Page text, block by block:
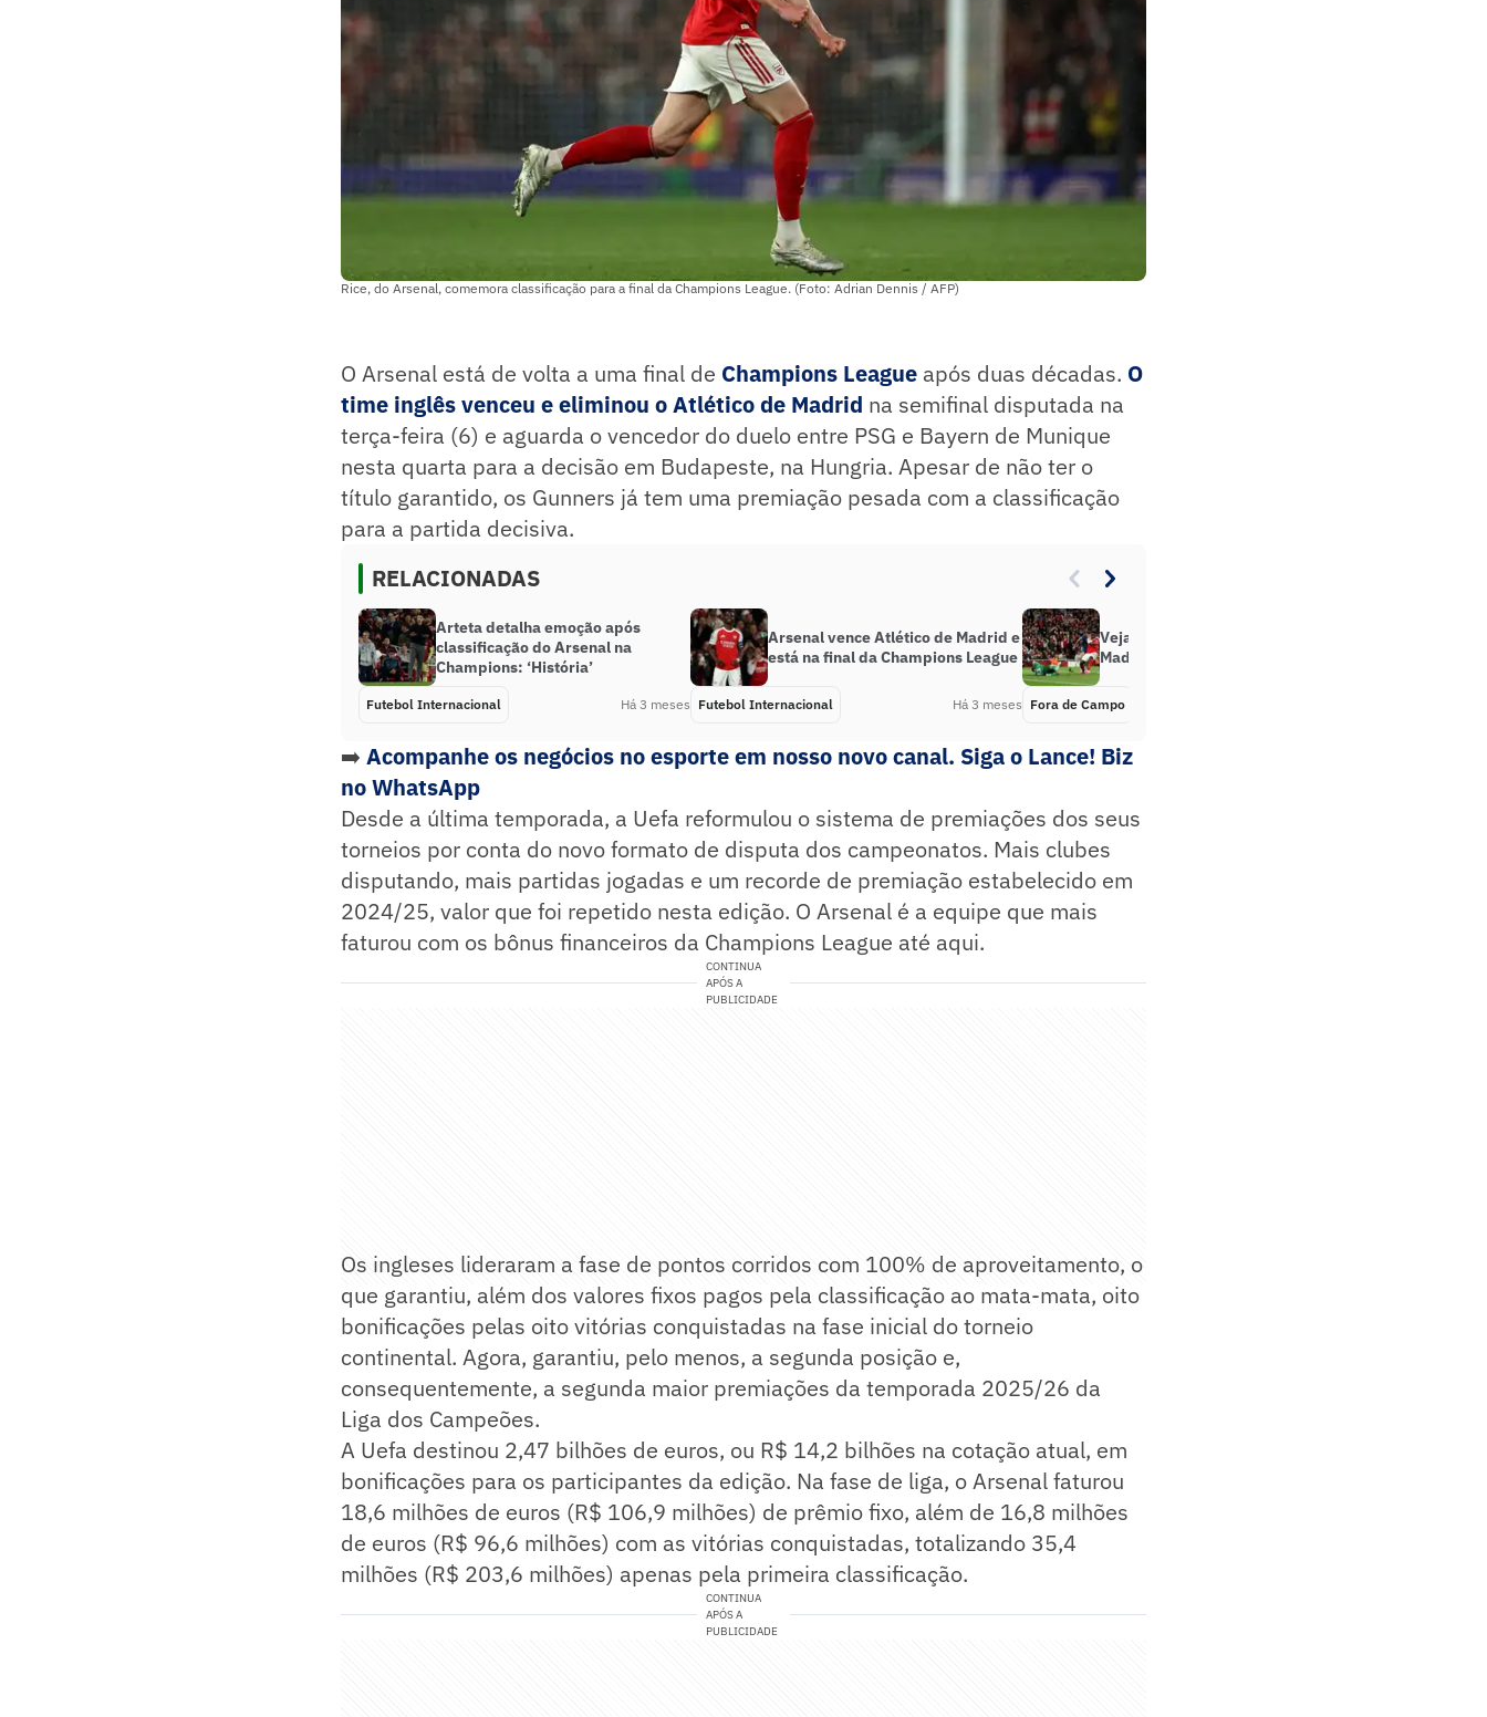
Rice, do Arsenal, comemora classificação para a final da Champions League. (Foto: Adrian Dennis / AFP)
O Arsenal está de volta a uma final de Champions League após duas décadas. O
time inglês venceu e eliminou o Atlético de Madrid na semifinal disputada na
terça-feira (6) e aguarda o vencedor do duelo entre PSG e Bayern de Munique
nesta quarta para a decisão em Budapeste, na Hungria. Apesar de não ter o
título garantido, os Gunners já tem uma premiação pesada com a classificação
para a partida decisiva.
RELACIONADAS
Arteta detalha emoção após
classificação do Arsenal na
Champions: ‘História’
Futebol Internacional Há 3 meses
Arsenal vence Atlético de Madrid e
está na final da Champions League
Futebol Internacional Há 3 meses
Veja gol em Arsenal x Atlético de
Madrid: Saka abre o placar
Fora de Campo
➡️ Acompanhe os negócios no esporte em nosso novo canal. Siga o Lance! Biz
no WhatsApp
Desde a última temporada, a Uefa reformulou o sistema de premiações dos seus
torneios por conta do novo formato de disputa dos campeonatos. Mais clubes
disputando, mais partidas jogadas e um recorde de premiação estabelecido em
2024/25, valor que foi repetido nesta edição. O Arsenal é a equipe que mais
faturou com os bônus financeiros da Champions League até aqui.
CONTINUA
APÓS A
PUBLICIDADE
Os ingleses lideraram a fase de pontos corridos com 100% de aproveitamento, o
que garantiu, além dos valores fixos pagos pela classificação ao mata-mata, oito
bonificações pelas oito vitórias conquistadas na fase inicial do torneio
continental. Agora, garantiu, pelo menos, a segunda posição e,
consequentemente, a segunda maior premiações da temporada 2025/26 da
Liga dos Campeões.
A Uefa destinou 2,47 bilhões de euros, ou R$ 14,2 bilhões na cotação atual, em
bonificações para os participantes da edição. Na fase de liga, o Arsenal faturou
18,6 milhões de euros (R$ 106,9 milhões) de prêmio fixo, além de 16,8 milhões
de euros (R$ 96,6 milhões) com as vitórias conquistadas, totalizando 35,4
milhões (R$ 203,6 milhões) apenas pela primeira classificação.
CONTINUA
APÓS A
PUBLICIDADE